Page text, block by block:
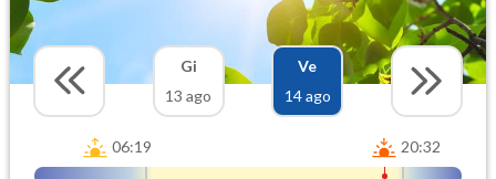
Gi
13 ago
Ve
14 ago
06:19 20:32